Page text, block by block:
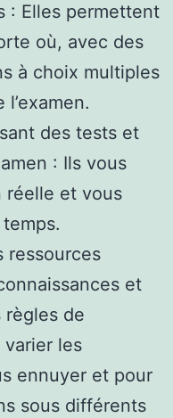
: Elles permettent
où, avec des
à choix multiples
des tests et
: Ils vous
réelle et vous
ressources
et
règles de
varier les
ennuyer et pour
sous différents